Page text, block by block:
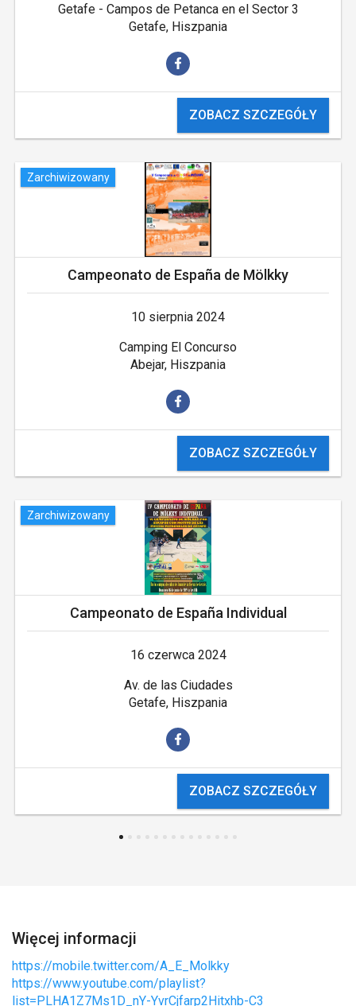
Getafe - Campos de Petanca en el Sector 3
Getafe, Hiszpania
ZOBACZ SZCZEGÓŁY
Zarchiwizowany
Campeonato de España de Mölkky
10 sierpnia 2024
Camping El Concurso
Abejar, Hiszpania
ZOBACZ SZCZEGÓŁY
Zarchiwizowany
Campeonato de España Individual
16 czerwca 2024
Av. de las Ciudades
Getafe, Hiszpania
ZOBACZ SZCZEGÓŁY
Więcej informacji
https://mobile.twitter.com/A_E_Molkky
https://www.youtube.com/playlist?
list=PLHA1Z7Ms1D_nY-YvrCjfarp2Hitxhb-C3